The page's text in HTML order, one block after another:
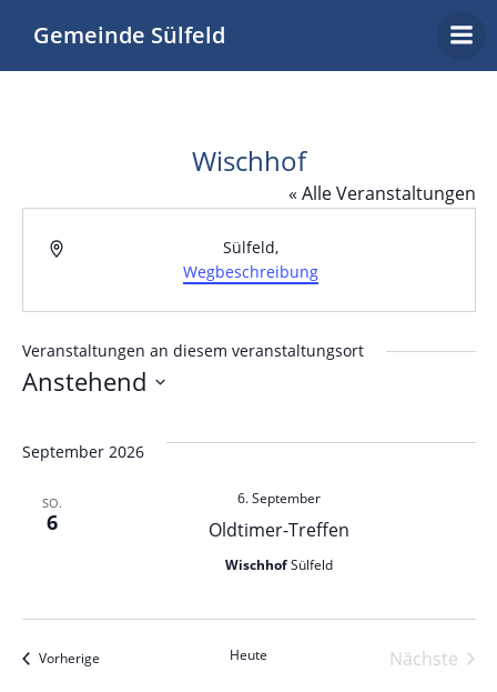
springen
Gemeinde Sülfeld
Wischhof
« Alle Veranstaltungen
Adresse Sülfeld,
Wegbeschreibung
Veranstaltungen an diesem veranstaltungsort
Anstehend
wählen.
September 2026
SO.
6 Oldtimer-Treffen
6. September
WischhofSülfeld
VorherigeVeranstaltungen Heute
Nächste